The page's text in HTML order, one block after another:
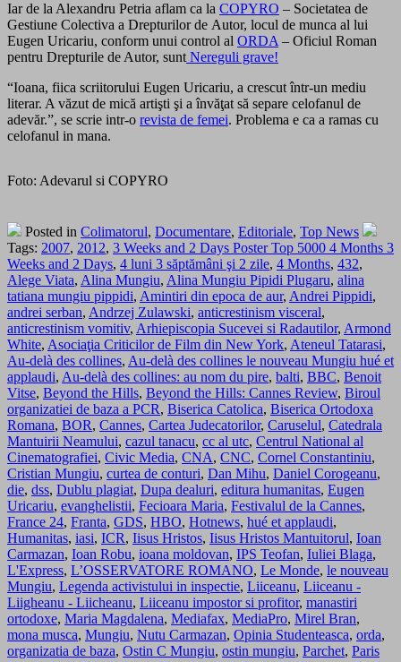
Iar de la Alexandru Petria aflam ca la COPYRO – Societatea de
Gestiune Colectiva a Drepturilor de Autor, locul de munca al lui
Eugen Uricariu, conform unui control al ORDA – Oficiul Roman
pentru Drepturile de Autor, sunt Nereguli grave!
“Ioana, fiica scriitorului Eugen Uricariu, a crescut într-un mediu
literar. A văzut de mică artişti şi a învăţat să separe celofanul de
adevăr.”, se scrie intr-o revista de femei. Problema e ca a ramas cu
celofanul in mana.
Foto: Adevarul si COPYRO
Posted in Colimatorul, Documentare, Editoriale, Top News
Tags: 2007, 2012, 3 Weeks and 2 Days Poster Top 5000 4 Months 3
Weeks and 2 Days, 4 luni 3 săptămâni şi 2 zile, 4 Months, 432,
Alege Viata, Alina Mungiu, Alina Mungiu Pipidi Plugaru, alina
tatiana mungiu pippidi, Amintiri din epoca de aur, Andrei Pippidi,
andrei serban, Andrzej Zulawski, anticrestinism visceral,
anticrestinism vomitiv, Arhiepiscopia Sucevei si Radautilor, Armond
White, Asociaţia Criticilor de Film din New York, Ateneul Tatarasi,
Au-delà des collines, Au-delà des collines le nouveau Mungiu hué et
applaudi, Au-delà des collines: au nom du pire, balti, BBC, Benoit
Vitse, Beyond the Hills, Beyond the Hills: Cannes Review, Biroul
organizatiei de baza a PCR, Biserica Catolica, Biserica Ortodoxa
Romana, BOR, Cannes, Cartea Judecatorilor, Caruselul, Catedrala
Mantuirii Neamului, cazul tanacu, cc al utc, Centrul National al
Cinematografiei, Civic Media, CNA, CNC, Cornel Constantiniu,
Cristian Mungiu, curtea de conturi, Dan Mihu, Daniel Corogeanu,
die, dss, Dublu plagiat, Dupa dealuri, editura humanitas, Eugen
Uricariu, evanghelistii, Fecioara Maria, Festivalul de la Cannes,
France 24, Franta, GDS, HBO, Hotnews, hué et applaudi,
Humanitas, iasi, ICR, Iisus Hristos, Iisus Hristos Mantuitorul, Ioan
Carmazan, Ioan Robu, ioana moldovan, IPS Teofan, Iuliei Blaga,
L'Express, L’OSSERVATORE ROMANO, Le Monde, le nouveau
Mungiu, Legenda activistului in inspectie, Liiceanu, Liiceanu -
Liigheanu - Liicheanu, Liiceanu impostor si profitor, manastiri
ortodoxe, Maria Magdalena, Mediafax, MediaPro, Mirel Bran,
mona musca, Mungiu, Nutu Carmazan, Opinia Studenteasca, orda,
organizatia de baza, Ostin C Mungiu, ostin mungiu, Parchet, Paris